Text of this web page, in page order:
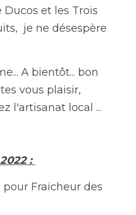
et les Trois
je ne désespère
A bientôt... bon
vous plaisir,
l'artisanat local ...
:
Fraicheur des